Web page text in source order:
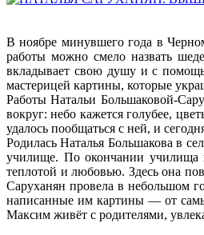
В ноябре минувшего года в
работы можно смело назвать
вкладывает свою душу и с
мастерицей картины, которые
Работы Натальи Большаковой-
вокруг: небо кажется голубее,
удалось пообщаться с ней, и
Родилась Наталья Большакова в
училище. По окончании училища
теплотой и любовью. Здесь она
Саруханян провела в небольшом
написанные им картины — от
Максим живёт с родителями,